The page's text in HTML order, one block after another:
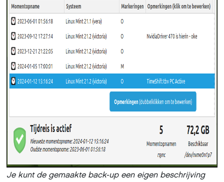
Je kunt de gemaakte back-up een eigen beschrijving